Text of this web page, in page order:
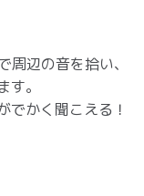
辺の音を拾い、
。
でかく聞こえる！